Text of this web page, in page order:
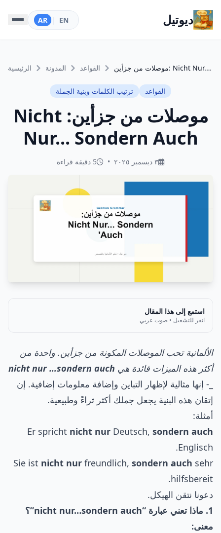
ديوتيل EN
|
AR
الرئيسية المدونة القواعد موصلات من جزأين: Nicht Nur... Sondern Auch
القواعد ترتيب الكلمات وبنية الجملة
موصلات من جزأين: Nicht
Nur... Sondern Auch
٣ ديسمبر ٢٠٢٥ • 5 دقيقة قراءة
استمع إلى هذا المقال
انقر للتشغيل • صوت عربي
الألمانية تحب الموصلات المكونة من جزأين. واحدة من
أكثر هذه الميزات فائدة هي nicht nur …sondern auch
_- إنها مثالية لإظهار التباين وإضافة معلومات إضافية. إن
إتقان هذه البنية يجعل جملك أكثر ثراءً وطبيعية.
أمثلة:
Er spricht nicht nur Deutsch, sondern auch
Englisch.
Sie ist nicht nur freundlich, sondern auch sehr
hilfsbereit.
دعونا نتقن الهيكل.
1. ماذا تعني عبارة “nicht nur…sondern auch”؟
معنى: